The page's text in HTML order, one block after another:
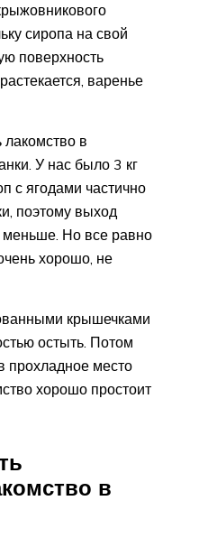
сиропа на свой
поверхность
варенье
лакомство в
У нас было 3 кг
с ягодами частично
поэтому выход
меньше. Но все равно
хорошо, не
крышечками
остыть. Потом
прохладное место
хорошо простоит
в